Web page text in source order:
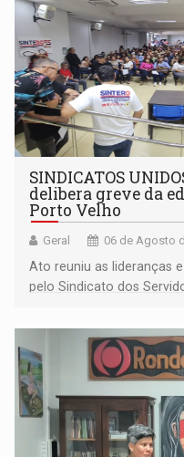
SINDICATOS
delibera greve da
Porto Velho
Geral 06 de Agosto
Ato reuniu as lideranças
pelo Sindicato dos